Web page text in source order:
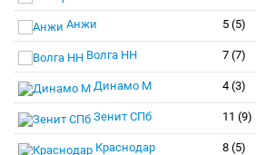
Анжи 5 (5)
Волга НН 7 (7)
Динамо М 4 (3)
Зенит СПб 11 (9)
Краснодар 8 (5)